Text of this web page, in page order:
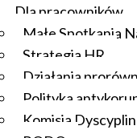
Dla pracowników
Małe Spotkania
Strategia HR
Działania
Polityka
Komisja